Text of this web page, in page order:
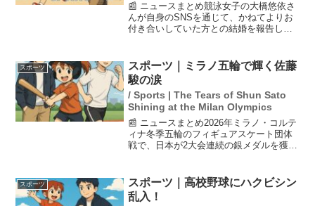
📰 ニュースまとめ競泳女子の大橋悠依さ
んが自身のSNSを通じて、かねてよりお
付き合いしていた方との結婚を報告しま
目標に向かって努力し続ける意気込みを
語っています。彼女...
スポーツ
スポーツ｜ミラノ五輪で輝く佐藤
駿の涙
/ Sports | The Tears of Shun Sato
Shining at the Milan Olympics
📰 ニュースまとめ2026年ミラノ・コルテ
ィナ冬季五輪のフィギュアスケート団体
戦で、日本が2大会連続の銀メダルを獲得
194.86点を記録。日本チームは合計69点
で、2連覇...
スポーツ
スポーツ｜高校野球にハクビシン
乱入！